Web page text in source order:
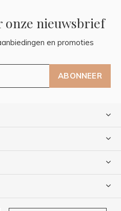
onze nieuwsbrief
en promoties
ABONNEER